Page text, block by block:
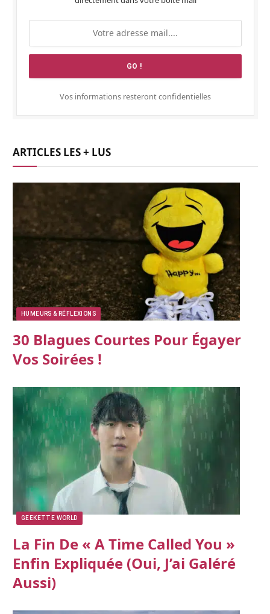
Vos informations resteront confidentielles
ARTICLES LES + LUS
HUMEURS & RÉFLEXIONS
30 Blagues Courtes Pour Égayer
Vos Soirées !
GEEKETTE WORLD
La Fin De « A Time Called You »
Enfin Expliquée (oui, J’ai Galéré
Aussi)